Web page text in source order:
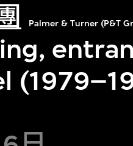
Palmer & Turner (P&T